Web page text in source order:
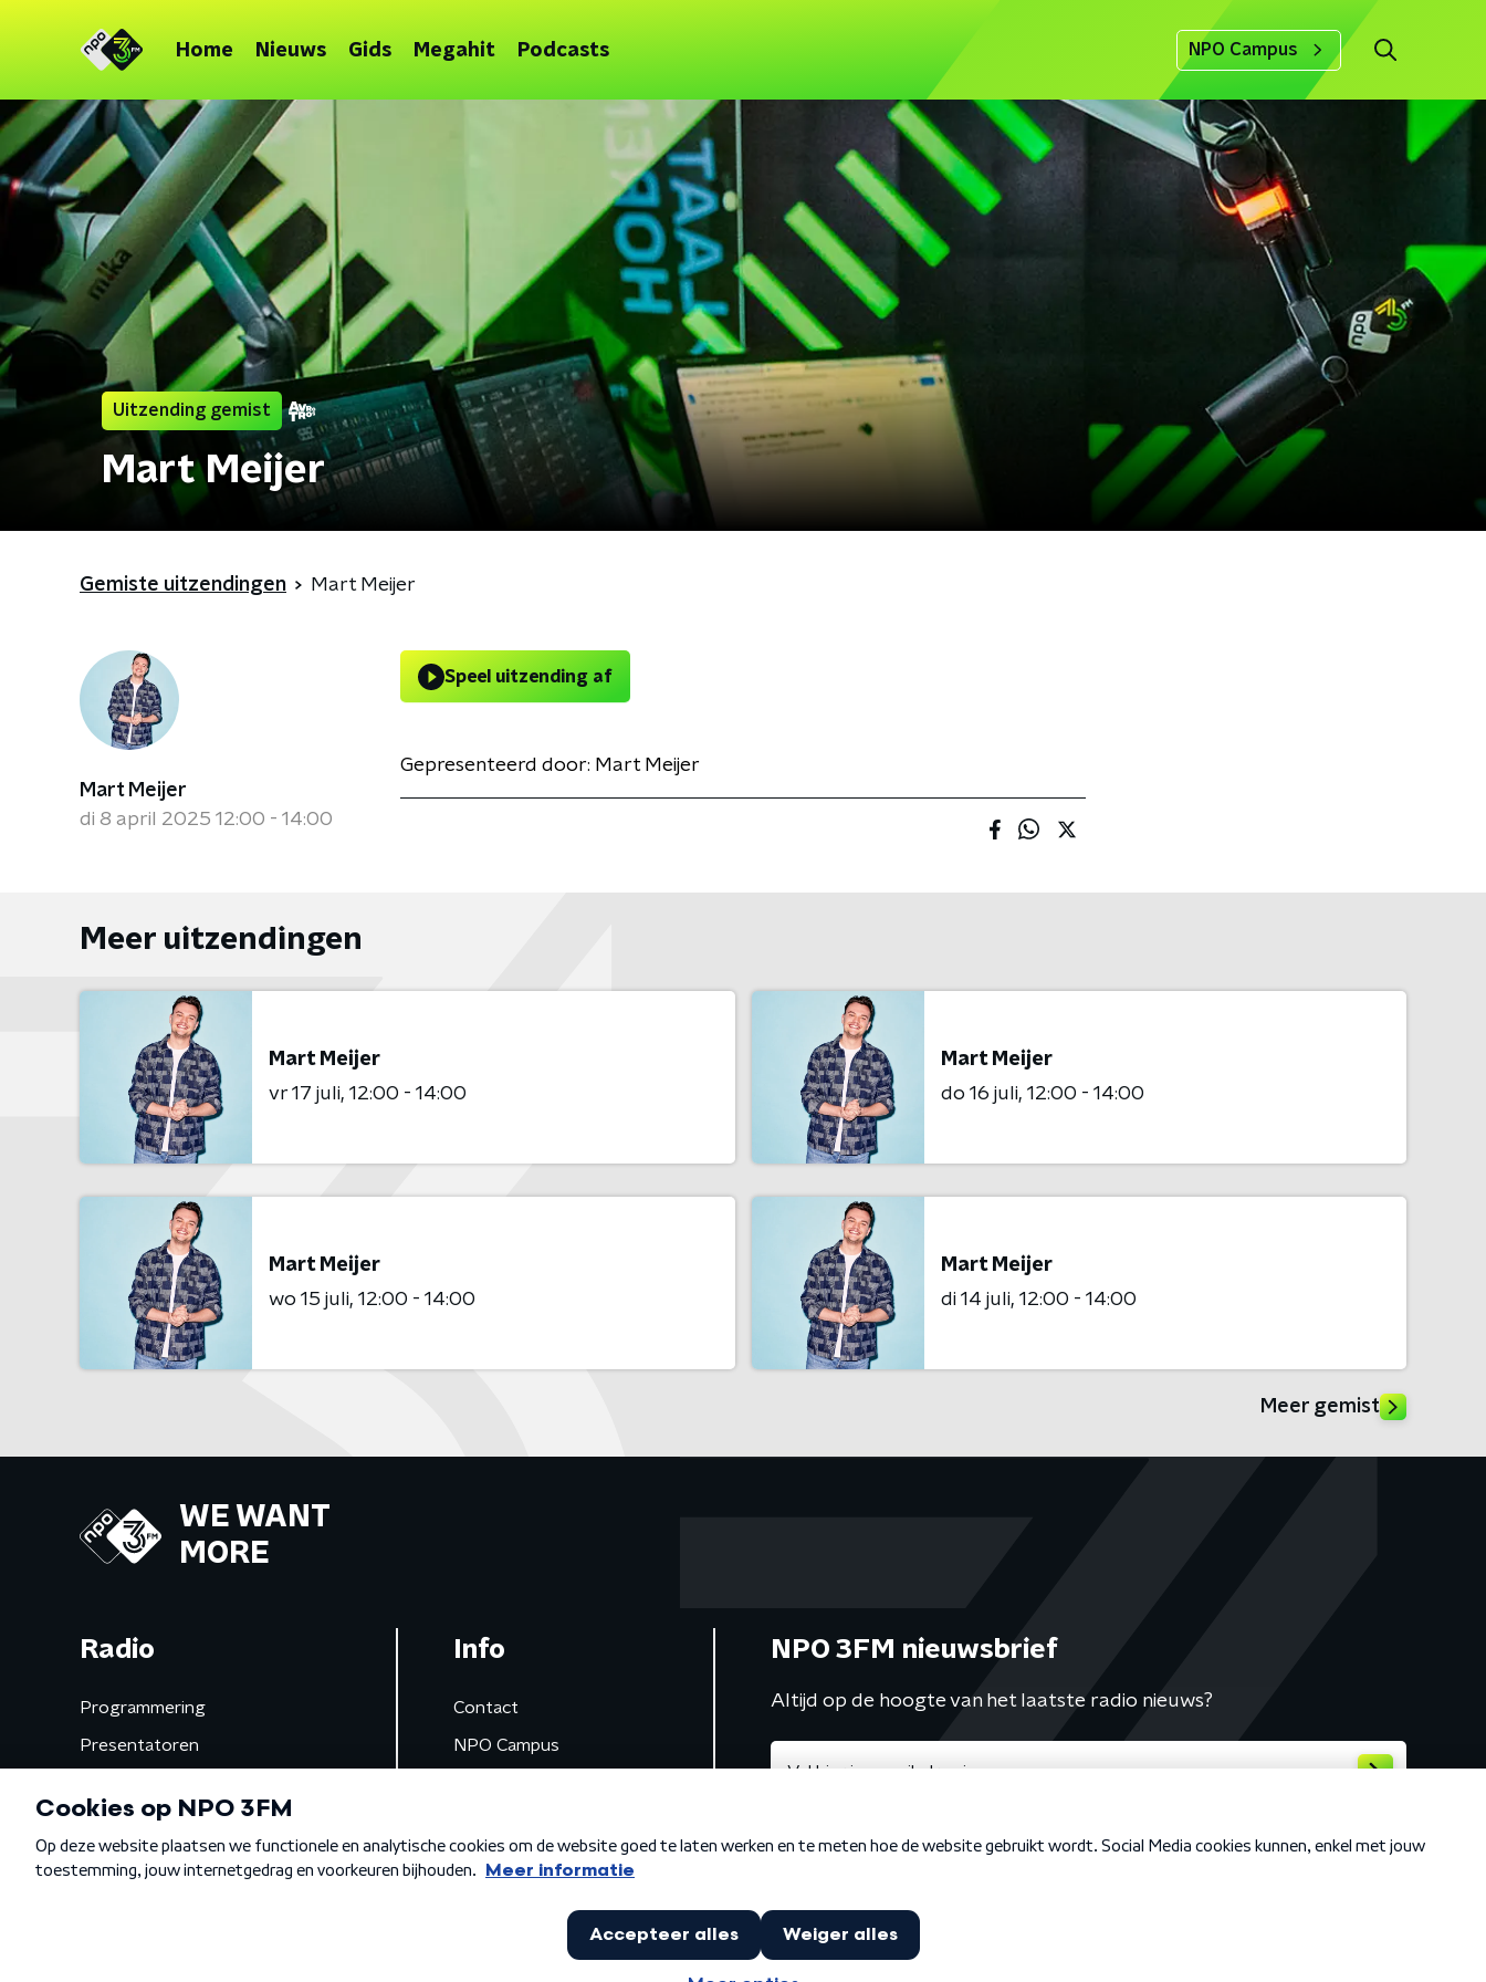
Home Nieuws Gids Megahit Podcasts NPO Campus
Uitzending gemist
Mart Meijer
Gemiste uitzendingen Mart Meijer
Mart Meijer
di 8 april 2025 12:00 - 14:00
Speel uitzending af
Gepresenteerd door: Mart Meijer
Meer uitzendingen
Mart Meijer
vr 17 juli 12:00 - 14:00
Mart Meijer
do 16 juli 12:00 - 14:00
Mart Meijer
wo 15 juli 12:00 - 14:00
Mart Meijer
di 14 juli 12:00 - 14:00
Meer gemist
WE WANT
MORE
Radio
Programmering
Presentatoren
Gemist
Info
Contact
NPO Campus
NPO 3FM nieuwsbrief
Altijd op de hoogte van het laatste radio nieuws?
Algemene voorwaarden Privacybeleid